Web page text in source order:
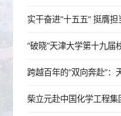
“破晓”天津大学第十九
柴立元赴中国化学工程